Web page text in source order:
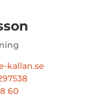
kallan.se
60